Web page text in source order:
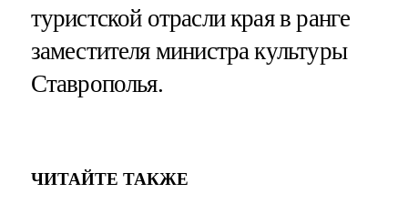
туристской отрасли края в ранге
заместителя министра культуры
Ставрополья.
ЧИТАЙТЕ ТАКЖЕ